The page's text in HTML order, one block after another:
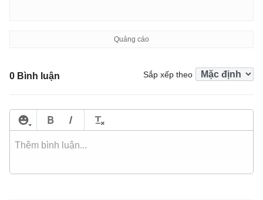
0 Bình luận Sắp xếp theo